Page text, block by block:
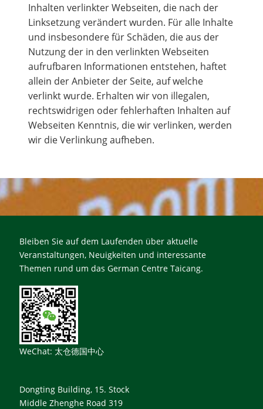
Inhalten verlinkter Webseiten, die nach der
Linksetzung verändert wurden. Für alle Inhalte
und insbesondere für Schäden, die aus der
Nutzung der in den verlinkten Webseiten
aufrufbaren Informationen entstehen, haftet
allein der Anbieter der Seite, auf welche
verlinkt wurde. Erhalten wir von illegalen,
rechtswidrigen oder fehlerhaften Inhalten auf
Webseiten Kenntnis, die wir verlinken, werden
wir die Verlinkung aufheben.
Bleiben Sie auf dem Laufenden über aktuelle
Veranstaltungen, Neuigkeiten und interessante
Themen rund um das German Centre Taicang.
WeChat: 太仓德国中心
Dongting Building, 15. Stock
Middle Zhenghe Road 319